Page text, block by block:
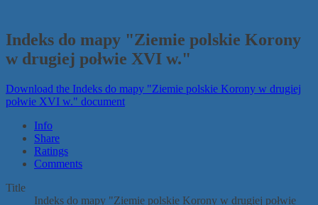
Indeks do mapy "Ziemie polskie Korony
w drugiej połwie XVI w."
Download the Indeks do mapy "Ziemie polskie Korony w drugiej
połwie XVI w." document
Info
Share
Ratings
Comments
Title
Indeks do mapy "Ziemie polskie Korony w drugiej połwie